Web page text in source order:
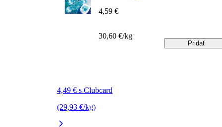
4,49 € s Clubcard
(29,93 €/kg)
4,59 €
30,60 €/kg
Pridať